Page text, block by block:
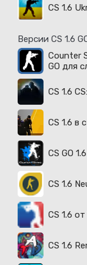
CS 1.6
Версии CS 1.6
Counter
GO для
CS 1.6
CS 1.6 в
CS GO
CS 1.6
CS 1.6
CS 1.6